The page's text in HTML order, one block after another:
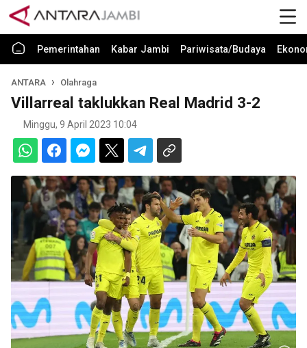
Pemerintahan Kabar Jambi Pariwisata/Budaya
ANTARA Olahraga
Villarreal taklukkan Real Madrid 3-2
Minggu, 9 April 2023 10:04